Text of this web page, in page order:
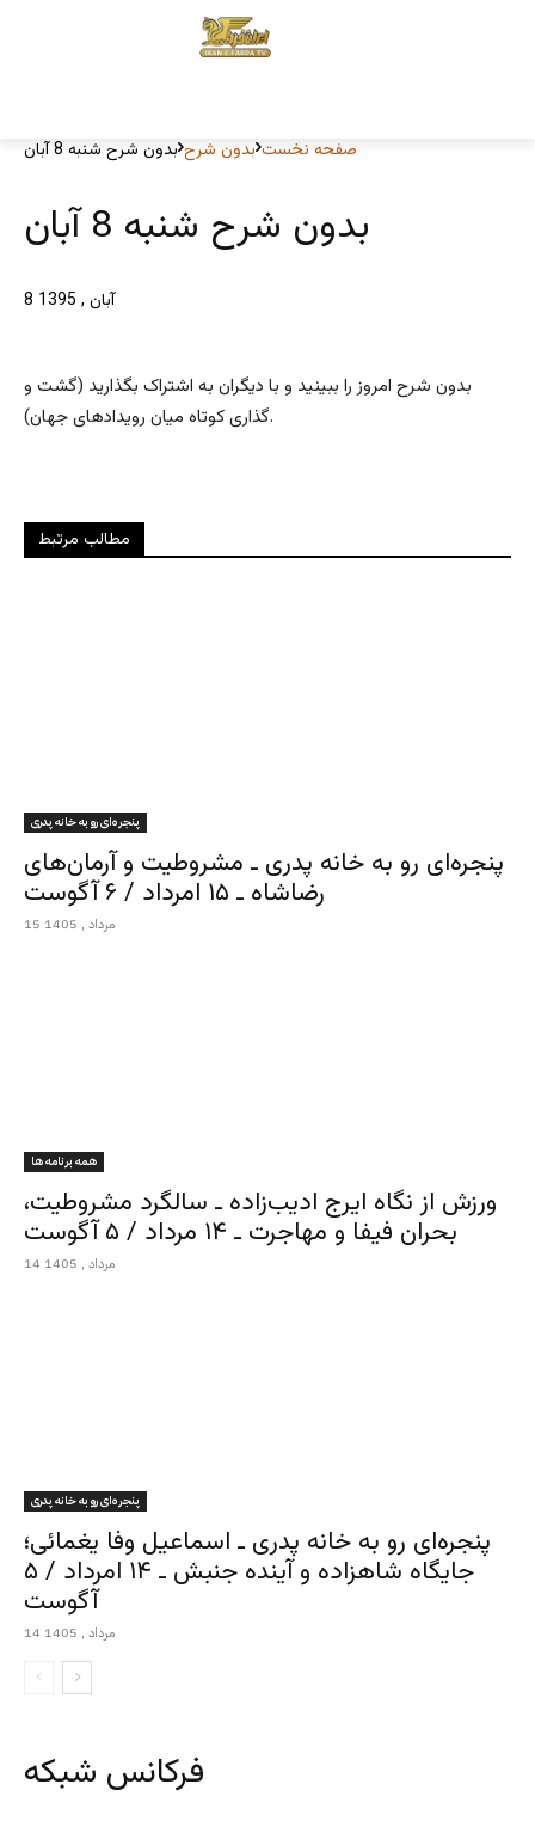
صفحه نخست بدون شرح بدون شرح شنبه 8 آبان
بدون شرح شنبه 8 آبان
8 آبان , 1395
بدون شرح امروز را ببینید و با دیگران به اشتراک بگذارید (گشت و
گذاری کوتاه میان رویدادهای جهان).
مطالب مرتبط
پنجره‌ای رو به خانه پدری
پنجره‌ای رو به خانه پدری ـ مشروطیت و آرمان‌های
رضاشاه ـ ۱۵ امرداد / ۶ آگوست
15 مرداد , 1405
همه برنامه ها
ورزش از نگاه ایرج ادیب‌زاده ـ سالگرد مشروطیت،
بحران فیفا و مهاجرت ـ ۱۴ مرداد / ۵ آگوست
14 مرداد , 1405
پنجره‌ای رو به خانه پدری
پنجره‌ای رو به خانه پدری ـ اسماعیل وفا یغمائی؛
جایگاه شاهزاده و آینده جنبش ـ ۱۴ امرداد / ۵
آگوست
14 مرداد , 1405
فرکانس شبکه